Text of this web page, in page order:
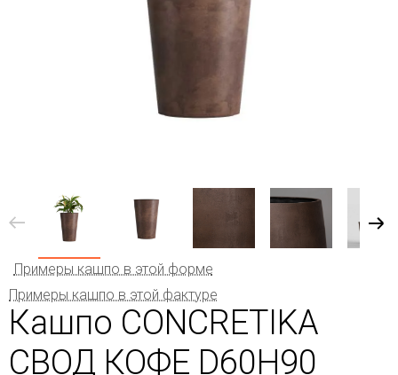
Примеры кашпо в этой форме
Примеры кашпо в этой фактуре
Кашпо CONCRETIKA
СВОД КОФЕ D60H90